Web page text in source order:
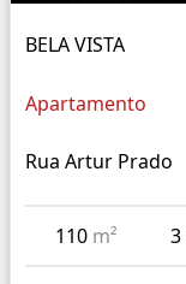
BELA VISTA
Apartamento
Rua Artur Prado
110 m² 3